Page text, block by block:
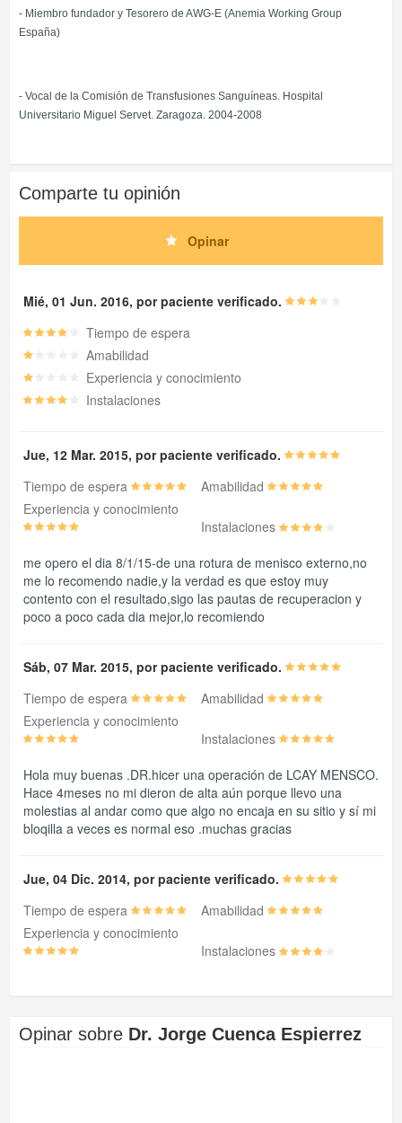
- Miembro fundador y Tesorero de AWG-E (Anemia Working Group
España)
- Vocal de la Comisión de Transfusiones Sanguíneas. Hospital
Universitario Miguel Servet. Zaragoza. 2004-2008
Comparte tu opinión
Opinar
Mié, 01 Jun. 2016, por paciente verificado.
Tiempo de espera
Amabilidad
Experiencia y conocimiento
Instalaciones
Jue, 12 Mar. 2015, por paciente verificado.
Tiempo de espera
Amabilidad
Experiencia y conocimiento
Instalaciones
me opero el dia 8/1/15-de una rotura de menisco externo,no
me lo recomendo nadie,y la verdad es que estoy muy
contento con el resultado,sigo las pautas de recuperacion y
poco a poco cada dia mejor,lo recomiendo
Sáb, 07 Mar. 2015, por paciente verificado.
Tiempo de espera
Amabilidad
Experiencia y conocimiento
Instalaciones
Hola muy buenas .DR.hicer una operación de LCAY MENSCO.
Hace 4meses no mi dieron de alta aún porque llevo una
molestias al andar como que algo no encaja en su sitio y sí mi
bloqilla a veces es normal eso .muchas gracias
Jue, 04 Dic. 2014, por paciente verificado.
Tiempo de espera
Amabilidad
Experiencia y conocimiento
Instalaciones
Opinar sobre Dr. Jorge Cuenca Espierrez